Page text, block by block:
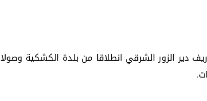
من 5 مدرعات في ريف دير الزور الشرقي انطلاقا من بلدة الكشكية وصولا